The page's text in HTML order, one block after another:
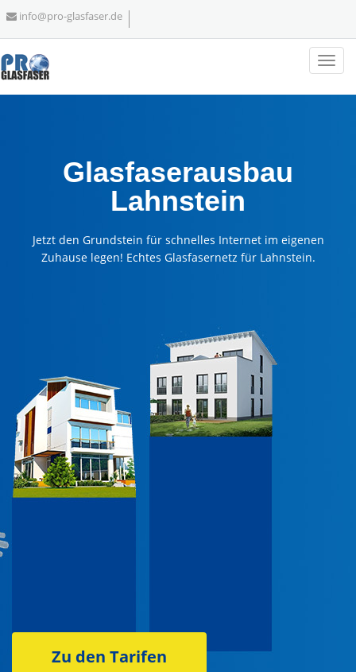
info@pro-glasfaser.de
Glasfaserausbau
Lahnstein
Jetzt den Grundstein für schnelles Internet im eigenen
Zuhause legen! Echtes Glasfasernetz für Lahnstein.
Zu den Tarifen